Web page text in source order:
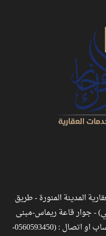
المدينة المنورة - طريق
- جوار قاعة ريماس-مبنى
مدار المملكة للأعمال للتواصل واتساب او اتصال : (0560593450-